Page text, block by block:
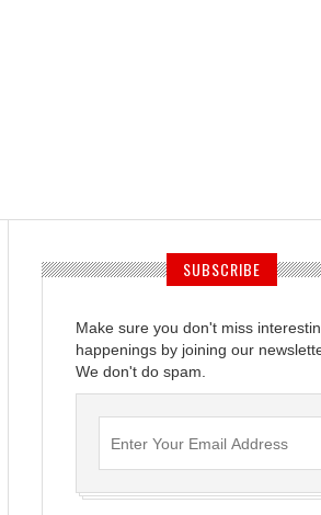
SUBSCRIBE
Make sure you don't miss
happenings by joining our
We don't do spam.